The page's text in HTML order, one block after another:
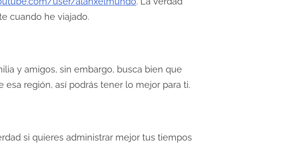
cuando he viajado.
y amigos, sin embargo, busca bien que
región, así podrás tener lo mejor para ti.
si quieres administrar mejor tus tiempos